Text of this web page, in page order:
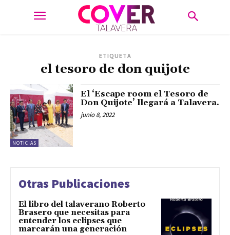
ETIQUETA
el tesoro de don quijote
NOTICIAS
El ‘Escape room el Tesoro de
Don Quijote’ llegará a Talavera.
junio 8, 2022
Otras Publicaciones
El libro del talaverano Roberto
Brasero que necesitas para
entender los eclipses que
marcarán una generación